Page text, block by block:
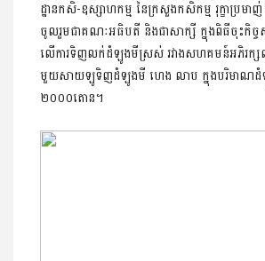
ដ្ឋានកសិ-ឧស្សាហកម្ម នៃក្រសួងកសិកម្ម រុក្ខាប្រម
ចូលរួមជាគណៈអធិបតី និងជាសាក្សី ក្នុងពិធីចុះកិច្ច
លើការទិញលក់ដំឡូងមីស្រស់ រវាងសហគមន៍អភិរក្សព
មួយសាយឡូទិញដំឡូងមី ហេង លាប ក្នុងបរិមាណ
២០០០តោន។